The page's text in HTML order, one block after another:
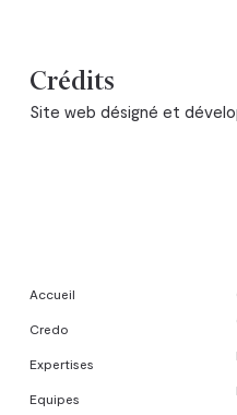
Crédits
Site web désigné et
Accueil
Credo
Expertises
Equipes